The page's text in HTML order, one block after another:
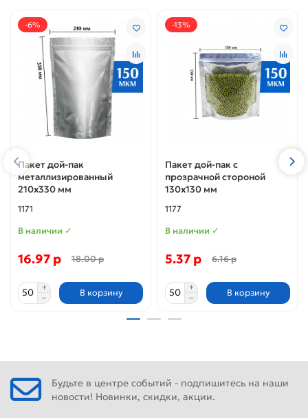
-6%
Пакет дой-пак
металлизированный
210х330 мм
1171
В наличии ✓
16.97 р 18.00 р
В корзину
-13%
Пакет дой-пак с
прозрачной стороной
130х130 мм
1177
В наличии ✓
5.37 р 6.16 р
В корзину
Будьте в центре событий - подпишитесь на наши
новости! Новинки, скидки, акции.